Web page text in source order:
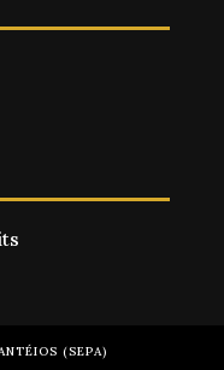
(SEPA)